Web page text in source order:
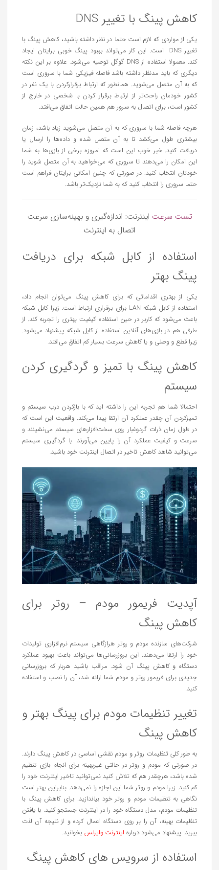
کاهش پینگ با تغییر DNS
یکی از مواردی که لازم است حتما در نظر داشته باشید، کاهش پینگ با
تغییر DNS است. این کار می‌تواند بهبود پینگ خوبی برایتان ایجاد
کند. معمولا استفاده از DNS گوگل توصیه می‌شود. علاوه بر این نکته
دیگری که باید مدنظر داشته باشد فاصله فیزیکی شما با سروری است
که به آن متصل می‌شوید. همانطور که ارتباط برقرارکردن با یک نفر در
کشور خودمان راحت‌تر از ارتباط برقرار کردن با شخصی در خارج از
کشور است، برای اتصال به سرور هم همین حالت اتفاق می‌افتد.
هرچه فاصله شما با سروری که به آن متصل می‌شوید زیاد باشد، زمان
بیشتری طول می‌کشد تا به آن متصل شده و داده‌ها را ارسال یا
دریافت کنید. خبر خوب این است که امروزه برخی از بازی‌ها به شما
این امکان را می‌دهند تا سروری که می‌خواهید به آن متصل شوید را
خودتان انتخاب کنید. در صورتی که چنین امکانی برایتان فراهم است
حتما سروری را انتخاب کنید که به شما نزدیک‌تر باشد.
تست سرعت اینترنت: اندازه‌گیری و بهینه‌سازی سرعت
اتصال به اینترنت
استفاده از کابل شبکه برای دریافت
پینگ بهتر
یکی از بهتری اقداماتی که برای کاهش پینگ می‌توان انجام داد،
استفاده از کابل شبکه LAN برای برقراری ارتباط است. زیرا کابل شبکه
باعث می‌شود که کاربر در حین استفاده کیفیت بهتری را تجربه کند. از
طرفی هم در بازی‌های آنلاین استفاده از کابل شبکه پیشنهاد می‌شود.
زیرا قطع و وصلی و یا کاهش سرعت بسیار کم اتفاق می‌افتد.
کاهش پینگ با تمیز و گردگیری کردن
سیستم
احتمالا شما هم تجربه این را داشته اید که با بازکردن درب سیستم و
تمیزکردن آن چقدر عملکرد آن ارتقا پیدا می‌کند. واقعیت این است که
در طول زمان ذرات گردوغبار روی سخت‌افزارهای سیستم می‌نشینند و
سرعت و کیفیت عملکرد آن را پایین می‌آورند. با گردگیری سیستم
می‌توانید شاهد کاهش تاخیر در اتصال اینترنت خود باشید.
آپدیت فریمور مودم – روتر برای
کاهش پینگ
شرکت‌های سازنده مودم و روتر هرازگاهی سیستم نرم‌افزاری تولیدات
خود را ارتقا می‌دهند. این بروزرسانی‌ها می‌تواند باعث بهبود عملکرد
دستگاه و کاهش پینگ آن شود. مراقب باشید هربار که بروزرسانی
جدیدی برای فریمور روتر و مودم شما ارائه شد، آن را نصب و استفاده
کنید.
تغییر تنظیمات مودم برای پینگ بهتر و
کاهش پینگ
به طور کلی تنظیمات روتر و مودم نقشی اساسی در کاهش پینگ دارند.
در صورتی که مودم و روتر در حالتی غیربهینه برای انجام بازی تنظیم
شده باشد، هرچقدر هم که تلاش کنید نمی‌توانید تاخیر اینترنت خود را
کم کنید. زیرا مودم و روتر شما این اجازه را نمی‌دهد. بنابراین بهتر است
نگاهی به تنظیمات مودم و روتر خود بیاندازید. برای کاهش پینگ با
تنظیمات مودم، مدل دستگاه خود را در اینترنت جستجو کنید. با یافتن
تنظیمات بهینه، آن را بر روی دستگاه اعمال کرده و از نتیجه آن لذت
ببرید. پیشنهاد می‌شود درباره اینترنت وایرلس بخوانید.
استفاده از سرویس های کاهش پینگ